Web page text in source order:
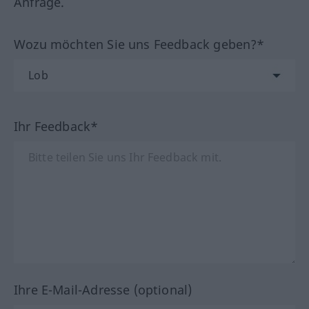
Wozu möchten Sie uns Feedback geben?*
Ihr Feedback*
Ihre E-Mail-Adresse (optional)